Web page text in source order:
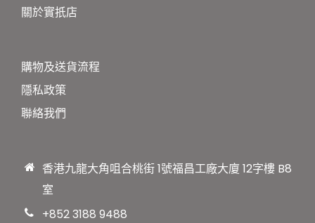
關於實扺店
購物及送貨流程
隱私政策
聯絡我們
香港九龍大角咀合桃街 1號福昌工廠大廈 12字樓 B8
室
+852 3188 9488